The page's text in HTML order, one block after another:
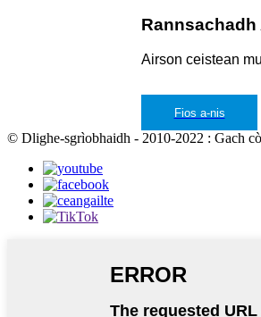
Airson ceistean
Fios a-nis
© Dlighe-sgrìobhaidh - 2010-2022 : Gach